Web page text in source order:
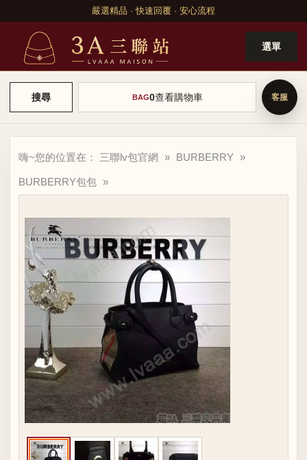
嚴選精品 · 快速回覆 · 安心流程
選單
搜尋 BAG0查看購物車
嗨~您的位置在： 三聯lv包官網 » BURBERRY »
BURBERRY包包 »